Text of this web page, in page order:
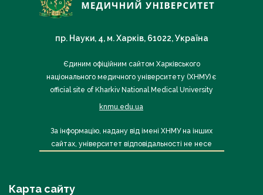
пр. Науки, 4, м. Харків, 61022, Україна
Єдиним офіційним сайтом Харківського
національного медичного університету (ХНМУ) є
official site of Kharkiv National Medical University
knmu.edu.ua
За інформацію, надану від імені ХНМУ на інших
сайтах, університет відповідальності не несе
Карта сайту